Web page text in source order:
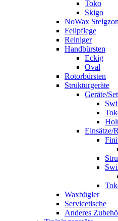
Toko
Skigo
NoWax
Fellpflege
Reiniger
Handbürsten
Eckig
Oval
Rotorbürsten
Strukturgeräte
Geräte/
Einsätze/
Waxbügler
Servicetische
Anderes